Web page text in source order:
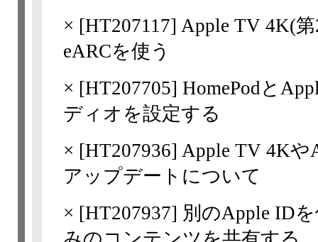
× [HT207117] Apple TV 4K(
eARCを使う
× [HT207705] HomePodと
ディオを設定する
× [HT207936] Apple TV 4K
アップデートについて
× [HT207937] 別のApple ID